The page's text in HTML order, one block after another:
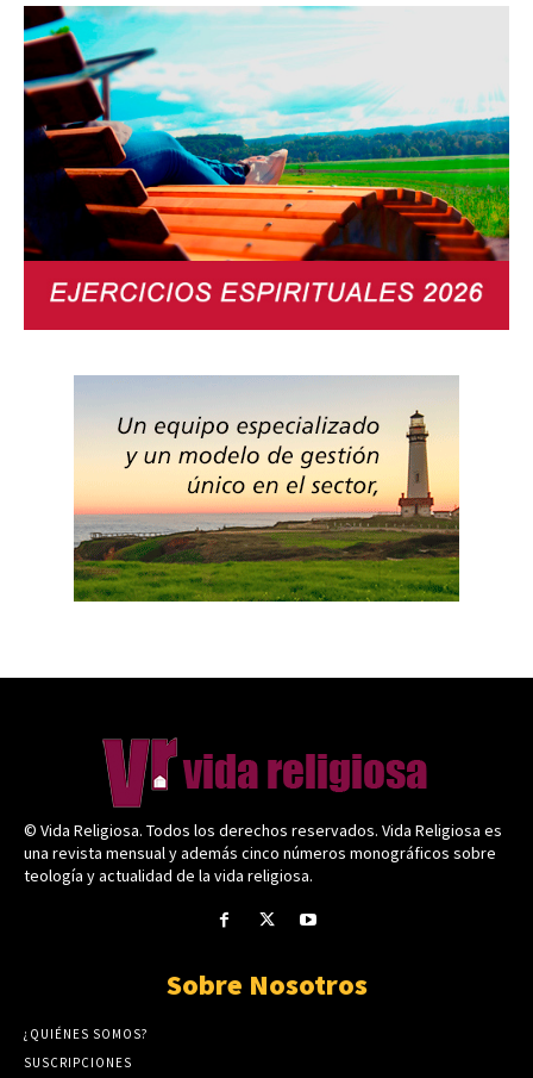
© Vida Religiosa. Todos los derechos reservados. Vida Religiosa es
una revista mensual y además cinco números monográficos sobre
teología y actualidad de la vida religiosa.
Sobre Nosotros
¿QUIÉNES SOMOS?
SUSCRIPCIONES